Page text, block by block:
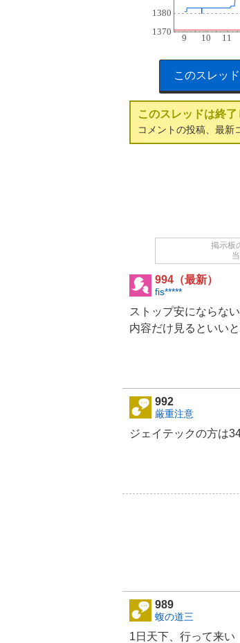
このスレッ
このスレッドは終了
コメントの投稿、最新
掲示板
994（最新）
fis*****
ストップ安にならな
内容だけ見るといい
992
厳重注意
ジェイテックの方は
989
蝮の道三
1日天下、行って来い